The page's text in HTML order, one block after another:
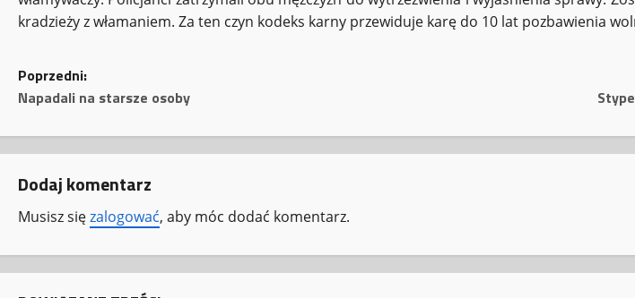
kradzieży z włamaniem. Za ten czyn kodeks karny przewiduje karę do 10 lat pozbawienia
Z
b
a
c
z
Poprzedni:
Napadali na starsze osoby
Dodaj komentarz
Musisz sięzalogować, aby móc dodać komentarz.